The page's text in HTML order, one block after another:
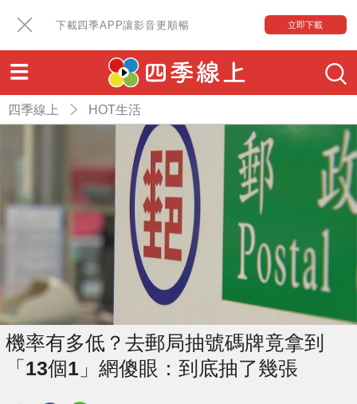
下載四季APP讓影音更順暢 立即下載
四季線上 HOT生活
機率有多低？去郵局抽號碼牌竟拿到
「13個1」網傻眼：到底抽了幾張